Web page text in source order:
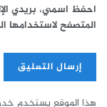
احفظ اسمي، بريدي
المتصفح لاستخدامها
هذا الموقع يستخدم